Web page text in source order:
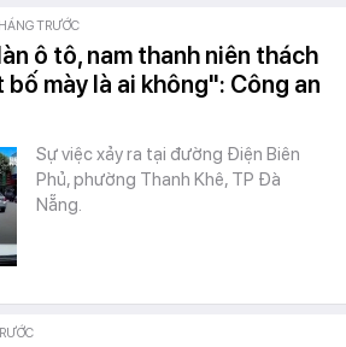
TRƯỚC
ô tô, nam thanh niên thách
mày là ai không": Công an
Sự việc xảy ra tại đường Điện Biên
Phủ, phường Thanh Khê, TP Đà
Nẵng.